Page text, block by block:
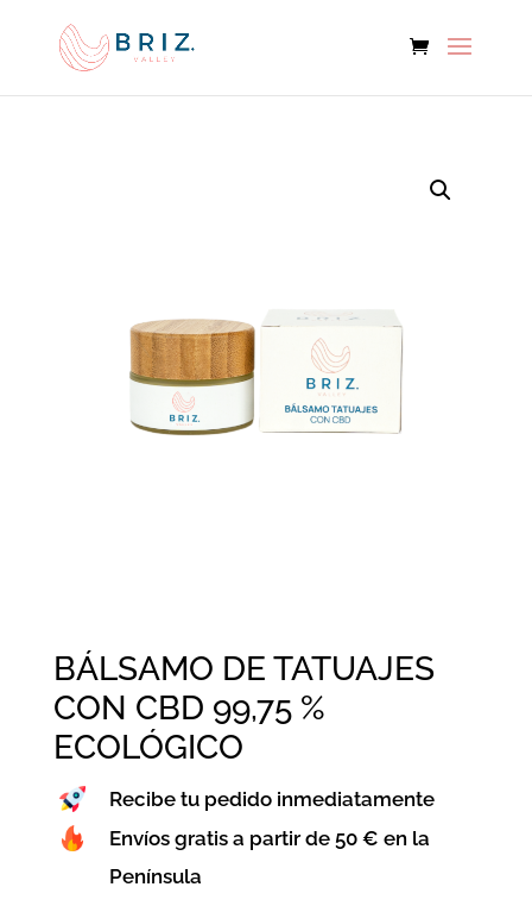
BÁLSAMO DE TATUAJES
CON CBD 99,75 %
ECOLÓGICO
Recibe tu pedido inmediatamente
Envíos gratis a partir de 50 € en la
Península